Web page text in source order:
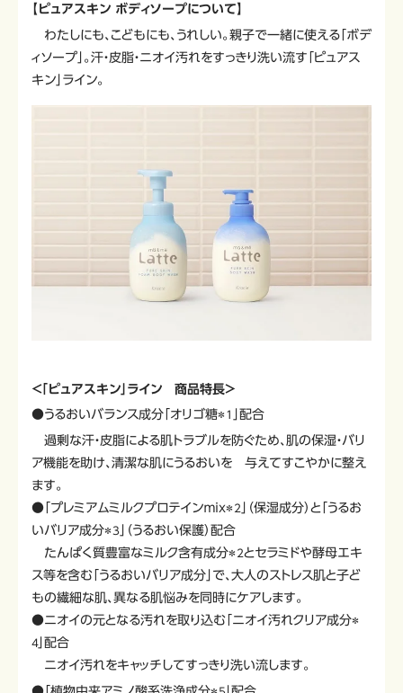
【ピュアスキン ボディソープについて】
わたしにも、こどもにも、うれしい。親子で一緒に使える「ボデ
ィソープ」。汗・皮脂・ニオイ汚れをすっきり洗い流す「ピュアス
キン」ライン。
＜「ピュアスキン」ライン 商品特長＞
●うるおいバランス成分「オリゴ糖＊1 」配合
過剰な汗・皮脂による肌トラブルを防ぐため、肌の保湿・バリ
ア機能を助け、清潔な肌にうるおいを 与えてすこやかに整え
ます。
●「プレミアムミルクプロテインｍｉｘ＊2
」（保湿成分）と「うるお
いバリア成分＊3 」（うるおい保護）配合
たんぱく質豊富なミルク含有成分＊2とセラミドや酵母エキ
ス等を含む「うるおいバリア成分」で、大人のストレス肌と子ど
もの繊細な肌、異なる肌悩みを同時にケアします。
●ニオイの元となる汚れを取り込む「ニオイ汚れクリア成分＊
４」配合
ニオイ汚れをキャッチしてすっきり洗い流します。